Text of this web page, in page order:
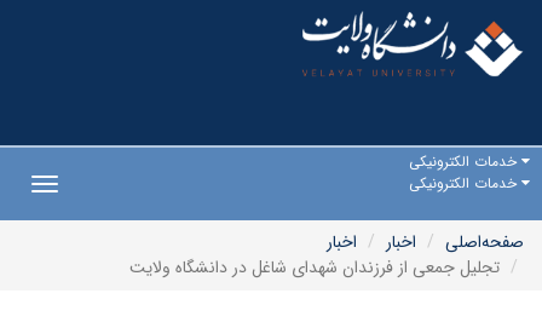
خدمات الکترونیکی
خدمات الکترونیکی
صفحه‌اصلی
اخبار
اخبار
تجلیل جمعی از فرزندان شهدای شاغل در دانشگاه ولایت